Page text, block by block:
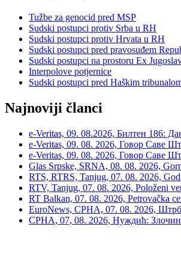
Tužbe za genocid pred MSP
Sudski postupci protiv Srba u RH
Sudski postupci protiv Hrvata u RH
Sudski postupci pred pravosuđem
Sudski postupci na prostoru Ex
Interpolove potjernice
Sudski postupci pred Haškim
Najnoviji članci
e-Veritas, 09. 08.2026, Билтен 186:
e-Veritas, 09. 08. 2026, Говор Саве
e-Veritas, 09. 08. 2026, Говор Саве
Glas Srpske, SRNA, 08. 08. 2026,
RTS, RTRS, Tanjug, 07. 08. 2026,
RTV, Tanjug, 07. 08. 2026, Položeni
RT Balkan, 07. 08. 2026, Petrovačka
EuroNews, СРНА, 07. 08. 2026,
СРНА, 07, 08. 2026, Нуждић: Злочин